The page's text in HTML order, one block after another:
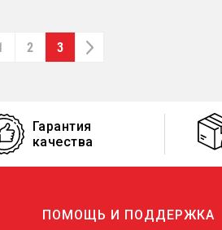
2 3
Гарантия
качества
ПОМОЩЬ И ПОДДЕРЖКА